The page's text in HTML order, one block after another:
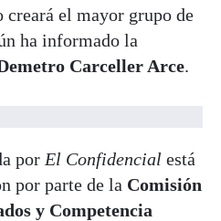
creará el mayor grupo de
ha informado la
Carceller Arce.
por El Confidencial está
por parte de la Comisión
y Competencia